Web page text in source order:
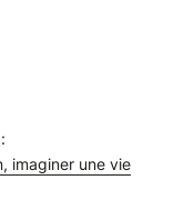
imaginer une vie